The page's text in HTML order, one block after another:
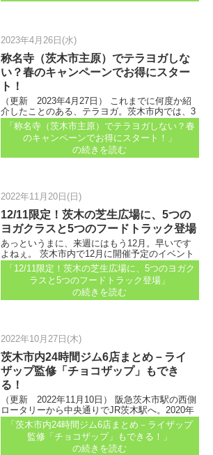
2023年4月26日(水)
称名寺（茨木市主原）でテラヨガしな
い？春のキャンペーンでお得にスター
ト！
（更新 2023年4月27日） これまでに何度か紹
介したことのある、テラヨガ。茨木市内では、3
つのお寺でヨガのクラスを開催しています...
「称名寺（茨木市主原）でテラヨガしない？春
のキャンペーンでお得にスタート！」
の続きを読む
2022年11月20日(日)
12/11限定！茨木の芝生広場に、5つの
ヨガクラスと5つのフードトラック登場
あっというまに、来週にはもう12月。早いです
よねぇ。 茨木市内で12月に開催予定のイベント
情報も届いていますので紹介します...
「12/11限定！茨木の芝生広場に、5つのヨガク
ラスと5つのフードトラック登場」
の続きを読む
2022年10月27日(木)
茨木市内24時間ジム6店まとめ－ライ
ザップ監修「チョコザップ」もでき
る！
（更新 2022年11月10日） 阪急茨木市駅の西側
ロータリーから中央通りでJR茨木駅へ。2020年
ごろに新しくできた建物の一階で工事をしてい
ました。 （写真は2022年10月25日） 長く「テナ
ント募集」と出ていた場所です...
「茨木市内24時間ジム6店まとめ－ライザップ
監修「チョコザップ」もできる！」
の続きを読む